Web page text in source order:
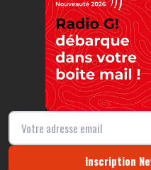
Inscription